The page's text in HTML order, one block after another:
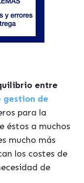
entre
gestion de
para la
éstos a muchos
mucho más
los costes de
de